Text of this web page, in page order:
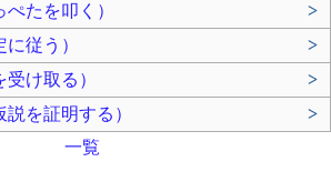
たを叩く）
>
従う）
>
け取る）
>
を証明する）
>
一覧